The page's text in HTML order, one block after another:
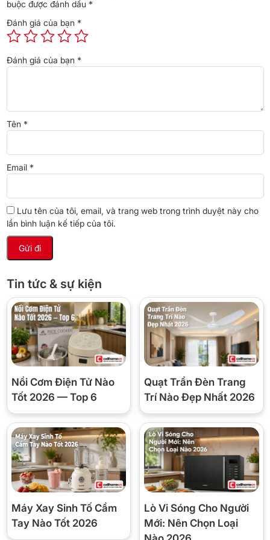
*Hình ảnh chỉ mang tính chất minh họa
Công nghệ tiết kiệm điện
–Origin Inverterđiều chỉnh công suất vận hành linh hoạt, giảm
tiếng ồn và tiêu thụ điện năng đáng kể.
– Đảm bảo vận hành ổn định và bền bỉ, phù hợp cho nhu cầu sử
dụng liên tục của gia đình.
*Hình ảnh chỉ mang tính chất minh họa
Công nghệ làm lạnh – Công nghệ bảo quản thực
phẩm
– Luồng khí lạnh đa chiều Multi Air Flow giúp phân bổ khí lạnh đều
khắp mọi ngóc ngách bên trong tủ, giảm chênh lệch nhiệt độ giữa
các tầng.
–Ngăn chuyển đổi linh hoạt Flexible Zone có thể điều chỉnh 3
mức nhiệt độ khác nhau – phù hợp bảo quản nhiều loại thực phẩm
theo nhu cầu.
buộc được đánh dấu *
Đánh giá của bạn *
Đánh giá của bạn *
Tên *
Email *
Lưu tên của tôi, email, và trang web trong trình duyệt này cho
lần bình luận kế tiếp của tôi.
Tin tức & sự kiện
Nồi Cơm Điện Tử Nào
Tốt 2026 — Top 6
Quạt Trần Đèn Trang
Trí Nào Đẹp Nhất 2026
Máy Xay Sinh Tố Cầm
Tay Nào Tốt 2026
Lò Vi Sóng Cho Người
Mới: Nên Chọn Loại